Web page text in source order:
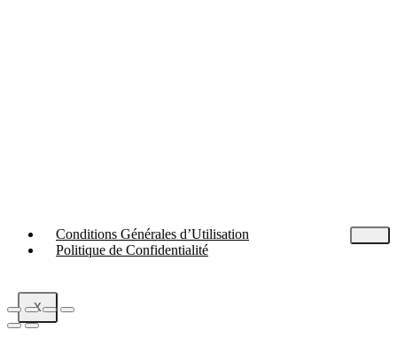
Conditions Générales d’Utilisation
Politique de Confidentialité
X